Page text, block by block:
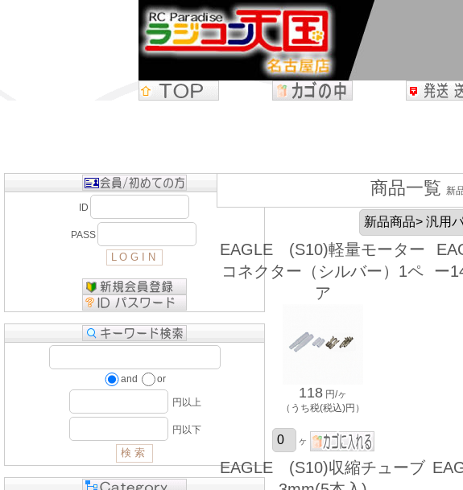
ID
PASS
and or
円以上
円以下
商品一覧 新
EAGLE (S10)軽量モーター
コネクター（シルバー）1ペ
ア
118 円/ヶ
（うち税(税込)円）
ヶ
ー
EAGLE (S10)収縮チューブ